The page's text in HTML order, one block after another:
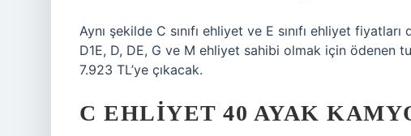
Aynı şekilde C sınıfı ehliyet ve E sınıfı ehliyet
D1E, D, DE, G ve M ehliyet sahibi olmak için ödenen
7.923 TL’ye çıkacak.
C EHLIYET 40 AYAK